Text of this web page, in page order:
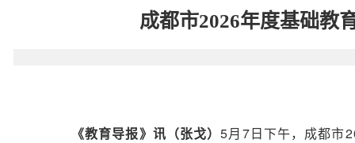
成都市2026年度基础教
《教育导报》 讯（张戈）5月7日下午，成都市